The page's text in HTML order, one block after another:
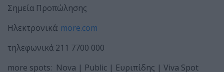
Σημεία Προπώλησης
Ηλεκτρονικά: more.com
τηλεφωνικά 211 7700 000
more spots: Nova | Public | Ευριπίδης | Viva Spot